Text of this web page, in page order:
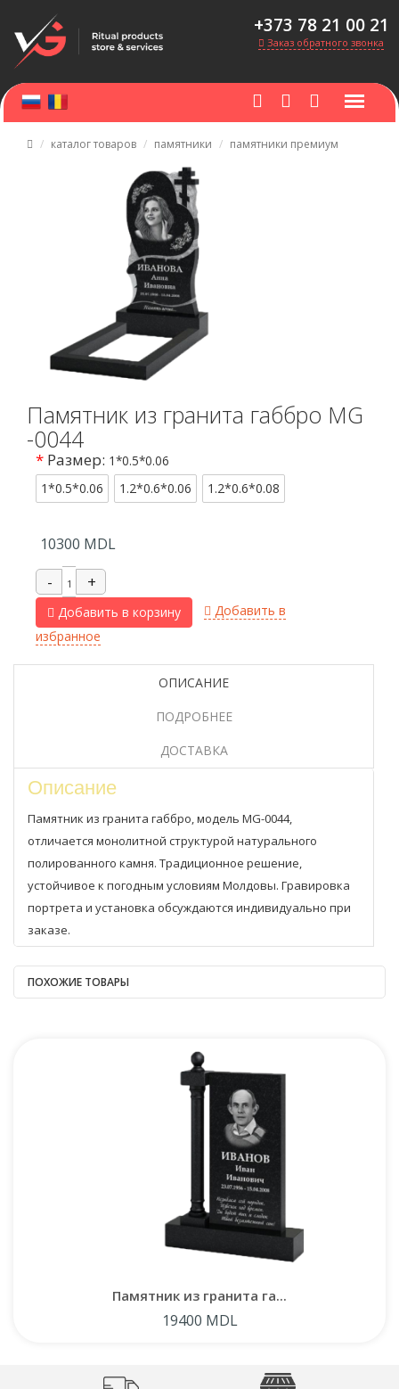
+373 78 21 00 21
Заказ обратного звонка
каталог товаров памятники памятники премиум
Памятник из гранита габбро MG
-0044
* Размер: 1*0.5*0.06
1*0.5*0.06
1.2*0.6*0.06 1.2*0.6*0.08
10300 MDL
Добавить в корзину
Добавить в
избранное
ОПИСАНИЕ
ПОДРОБНЕЕ
ДОСТАВКА
Описание
Памятник из гранита габбро, модель MG-0044,
отличается монолитной структурой натурального
полированного камня. Традиционное решение,
устойчивое к погодным условиям Молдовы. Гравировка
портрета и установка обсуждаются индивидуально при
заказе.
ПОХОЖИЕ ТОВАРЫ
Памятник из гранита га...
19400 MDL